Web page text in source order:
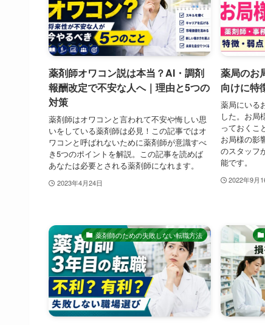
薬剤師オワコン説は本当？AI・調剤
報酬改定で不安な人へ｜理由と5つの
対策
薬剤師はオワコンと言われて不安や悔しい思
いをしている薬剤師は必見！この記事ではオ
ワコンと呼ばれないために薬剤師が意識すべ
き5つのポイントを解説。この記事を読めば
あなたは必要とされる薬剤師になれます。
2023年4月24日
薬局のお
向けに特
薬局にいる
した。お局
っておくこ
お局様の影
のスタッフ
能です。
2022年9月
薬剤師のための失敗しない転職方法